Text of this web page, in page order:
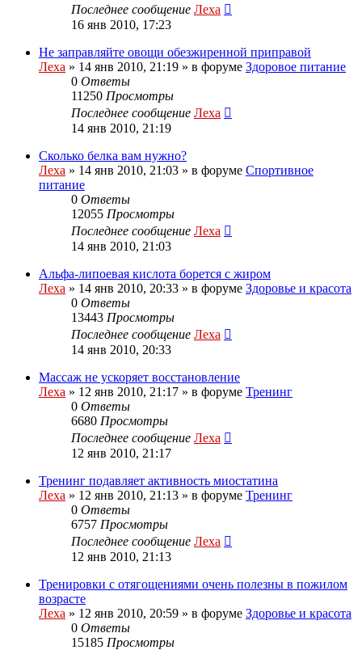
Последнее сообщение Леха
16 янв 2010, 17:23
Не заправляйте овощи обезжиренной приправой
Леха » 14 янв 2010, 21:19 » в форуме Здоровое питание
0 Ответы
11250 Просмотры
Последнее сообщение Леха
14 янв 2010, 21:19
Сколько белка вам нужно?
Леха » 14 янв 2010, 21:03 » в форуме Спортивное
питание
0 Ответы
12055 Просмотры
Последнее сообщение Леха
14 янв 2010, 21:03
Альфа-липоевая кислота борется с жиром
Леха » 14 янв 2010, 20:33 » в форуме Здоровье и красота
0 Ответы
13443 Просмотры
Последнее сообщение Леха
14 янв 2010, 20:33
Массаж не ускоряет восстановление
Леха » 12 янв 2010, 21:17 » в форуме Тренинг
0 Ответы
6680 Просмотры
Последнее сообщение Леха
12 янв 2010, 21:17
Тренинг подавляет активность миостатина
Леха » 12 янв 2010, 21:13 » в форуме Тренинг
0 Ответы
6757 Просмотры
Последнее сообщение Леха
12 янв 2010, 21:13
Тренировки с отягощениями очень полезны в пожилом
возрасте
Леха » 12 янв 2010, 20:59 » в форуме Здоровье и красота
0 Ответы
15185 Просмотры